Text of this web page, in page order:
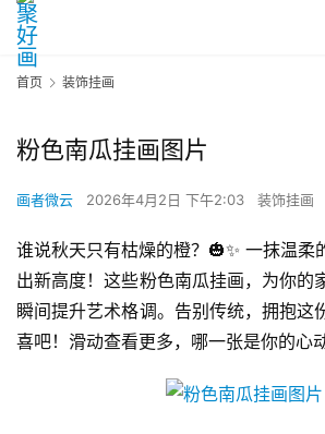
首页 装饰挂画
粉色南瓜挂画图片
画者微云 2026年4月2日 下午2:03 装饰挂画
谁说秋天只有枯燥的橙？🎃✨ 一抹温柔
出新高度！这些粉色南瓜挂画，为你的
瞬间提升艺术格调。告别传统，拥抱这
喜吧！滑动查看更多，哪一张是你的心